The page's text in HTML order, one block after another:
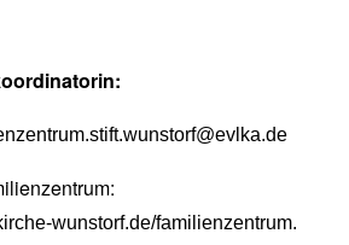
wunstorf.de/familienzentrum.